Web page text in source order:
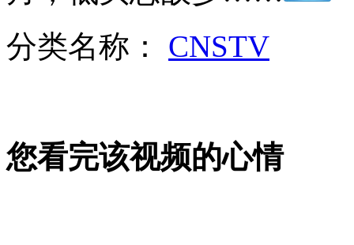
西尼罗病毒已致死15人 靠蚊子传播
分类名称： CNSTV
您看完该视频的心情